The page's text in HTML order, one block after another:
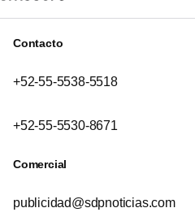
Contacto
+52-55-5538-5518
+52-55-5530-8671
Comercial
publicidad@sdpnoticias.com